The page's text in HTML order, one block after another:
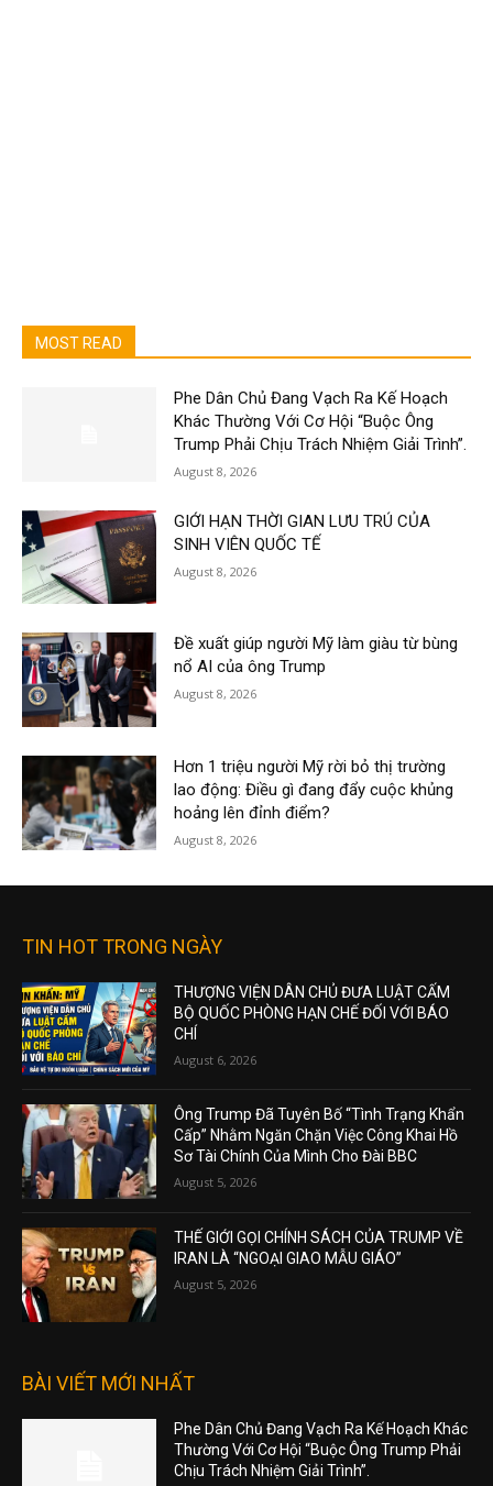
MOST READ
Phe Dân Chủ Đang Vạch Ra Kế Hoạch
Khác Thường Với Cơ Hội “Buộc Ông
Trump Phải Chịu Trách Nhiệm Giải Trình”.
August 8, 2026
GIỚI HẠN THỜI GIAN LƯU TRÚ CỦA
SINH VIÊN QUỐC TẾ
August 8, 2026
Đề xuất giúp người Mỹ làm giàu từ bùng
nổ AI của ông Trump
August 8, 2026
Hơn 1 triệu người Mỹ rời bỏ thị trường
lao động: Điều gì đang đẩy cuộc khủng
hoảng lên đỉnh điểm?
August 8, 2026
TIN HOT TRONG NGÀY
THƯỢNG VIỆN DÂN CHỦ ĐƯA LUẬT CẤM
BỘ QUỐC PHÒNG HẠN CHẾ ĐỐI VỚI BÁO
CHÍ
August 6, 2026
Ông Trump Đã Tuyên Bố “Tình Trạng Khẩn
Cấp” Nhằm Ngăn Chặn Việc Công Khai Hồ
Sơ Tài Chính Của Mình Cho Đài BBC
August 5, 2026
THẾ GIỚI GỌI CHÍNH SÁCH CỦA TRUMP VỀ
IRAN LÀ “NGOẠI GIAO MẪU GIÁO”
August 5, 2026
BÀI VIẾT MỚI NHẤT
Phe Dân Chủ Đang Vạch Ra Kế Hoạch Khác
Thường Với Cơ Hội “Buộc Ông Trump Phải
Chịu Trách Nhiệm Giải Trình”.